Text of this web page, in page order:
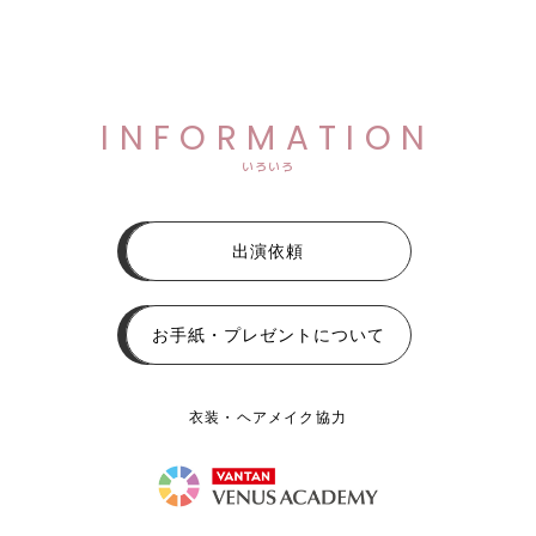
INFORMATION
いろいろ
出演依頼
お手紙・プレゼントについて
衣装・ヘアメイク協力